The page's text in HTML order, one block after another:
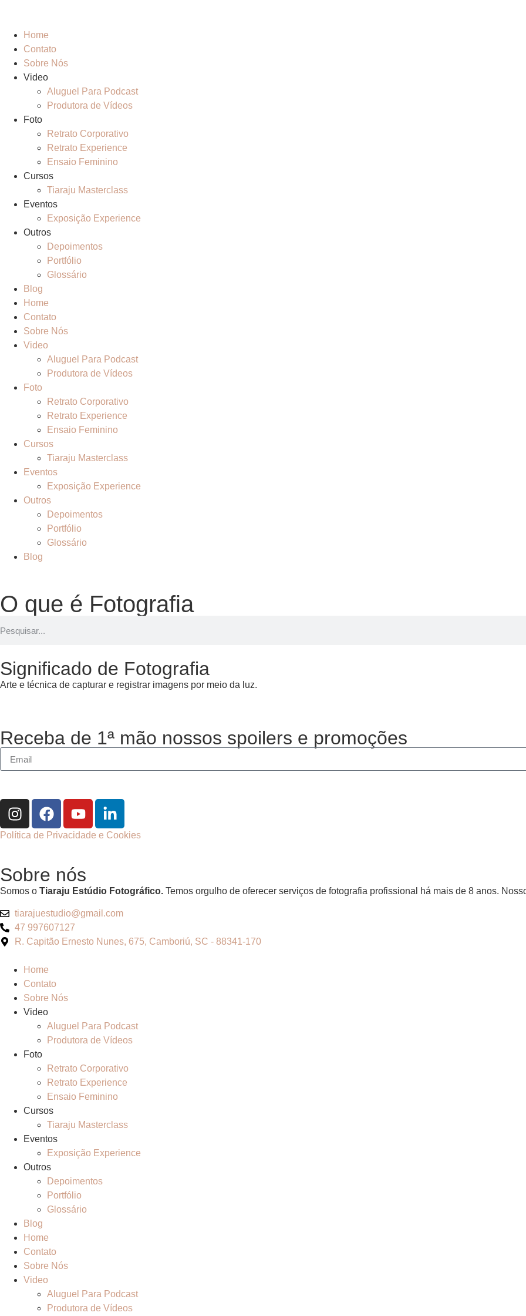
Home
Contato
Sobre Nós
Video
Aluguel Para Podcast
Produtora de Vídeos
Foto
Retrato Corporativo
Retrato Experience
Ensaio Feminino
Cursos
Tiaraju Masterclass
Eventos
Exposição Experience
Outros
Depoimentos
Portfólio
Glossário
Blog
Home
Contato
Sobre Nós
Video
Aluguel Para Podcast
Produtora de Vídeos
Foto
Retrato Corporativo
Retrato Experience
Ensaio Feminino
Cursos
Tiaraju Masterclass
Eventos
Exposição Experience
Outros
Depoimentos
Portfólio
Glossário
Blog
O que é Fotografia
Significado de Fotografia
Arte e técnica de capturar e registrar imagens por meio da luz.
Receba de 1ª mão nossos spoilers e promoções
Política de Privacidade e Cookies
Sobre nós
Somos o Tiaraju Estúdio Fotográfico. Temos orgulho de oferecer serviços de fotografia profissional há mais de 8 anos.
tiarajuestudio@gmail.com
47 997607127
R. Capitão Ernesto Nunes, 675, Camboriú, SC - 88341-170
Home
Contato
Sobre Nós
Video
Aluguel Para Podcast
Produtora de Vídeos
Foto
Retrato Corporativo
Retrato Experience
Ensaio Feminino
Cursos
Tiaraju Masterclass
Eventos
Exposição Experience
Outros
Depoimentos
Portfólio
Glossário
Blog
Home
Contato
Sobre Nós
Video
Aluguel Para Podcast
Produtora de Vídeos